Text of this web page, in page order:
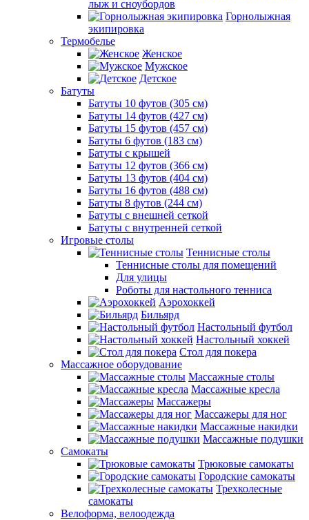
лыж и сноубордов
Горнолыжная
экипировка
Термобелье
Женское
Мужское
Детское
Батуты
Батуты 10 футов (305 см)
Батуты 14 футов (427 см)
Батуты 15 футов (457 см)
Батуты 6 футов (183 см)
Батуты с крышей
Батуты 12 футов (366 см)
Батуты 13 футов (404 см)
Батуты 16 футов (488 см)
Батуты 8 футов (244 см)
Батуты с внешней сеткой
Батуты с внутренней сеткой
Игровые столы
Теннисные столы
Теннисные столы для помещений
Для улицы
Роботы для настольного тенниса
Аэрохоккей
Бильярд
Настольный футбол
Настольный хоккей
Стол для покера
Массажное оборудование
Массажные столы
Массажные кресла
Массажеры
Массажеры для ног
Массажные накидки
Массажные подушки
Самокаты
Трюковые самокаты
Городские самокаты
Трехколесные
самокаты
Велоформа, велоодежда